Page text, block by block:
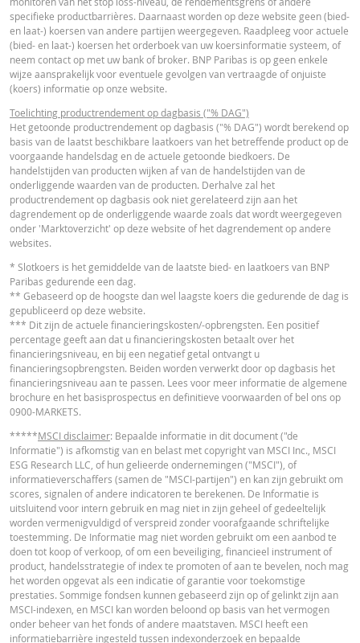
WAARDEN
WAARDEN
Referentiekoers 61,630
-
Financieringsniveau
41,31
-
Stop loss-niveau
Hefboom
3,04
Waarde belegging
(EUR)
17,63 -
Turbo (EUR) 17,63
Disclaimer
actuele of toekomstige handelskoersen weer. De calculator gaat uit van een
gelijkblijvend financieringskostenpercentage terwijl dit percentage in
werkelijkheid doorlopend kan veranderen. De rendementen van producten
een onderliggende waarde die niet in euro noteert, kunnen worden
door wisselkoerseffecten. De calculator houdt geen rekening met het
tussen bied- en laatprijzen (de spread), eventuele dividenden of
dividendbelasting. De invloed van het periodiek doorrollen van futures
in de calculator buiten beschouwing gelaten. Ook door afrondingen kunnen
getoonde waarden afwijken van de ontwikkelingen van waarden in de
werkelijkheid.
werkelijkheid wordt bij Turbo's op de stop loss reset datum, bij toepasselijke
eventuele ex-dividendnoteringen, bij eventuele specifieke corporate actions
indien toepasselijk, bij het doorrollen van futures aangepast. De invloed van
periodiek doorrollen van futures wordt ook in de calculator buiten
gelaten. Ook door afrondingen kunnen getoonde waarden afwijken van de
ontwikkelingen van waarden in de werkelijkheid.
BNP Paribas treedt niet op als uw juridisch of fiscaal adviseur, accountant of
beleggingsadviseur en heeft op geen enkele wijze een fiduciaire verplichting
tegenover u in verband met de calculator en/of in verband met eventuele
transacties in door BNP Paribas uitgegeven producten of andere
transacties. U mag niet op BNP Paribas vertrouwen voor beleggingsadvies
aanbevelingen, ongeacht van welke aard. Hoewel de getoonde koersen zijn
gebaseerd op betrouwbaar geachte informatie, wordt de juistheid of
Nederlands (Nederland) PDF
ESSENTIËLE BELEGGERSINFORMATIEDOCUMENTATIE
Essentiële
Beleggersinformatiedocument (NL)
PDF
RECENTE KOERSINFORMATIE
Latest Product Quotes
specifieke productbarrières. Daarnaast worden op deze website geen (bied-
en laat-) koersen van andere partijen weergegeven. Raadpleeg voor actuele
(bied- en laat-) koersen het orderboek van uw koersinformatie systeem, of
neem contact op met uw bank of broker. BNP Paribas is op geen enkele
wijze aansprakelijk voor eventuele gevolgen van vertraagde of onjuiste
(koers) informatie op onze website.
Toelichting productrendement op dagbasis ("% DAG")
Het getoonde productrendement op dagbasis ("% DAG") wordt berekend op
basis van de laatst beschikbare laatkoers van het betreffende product op de
voorgaande handelsdag en de actuele getoonde biedkoers. De
handelstijden van producten wijken af van de handelstijden van de
onderliggende waarden van de producten. Derhalve zal het
productrendement op dagbasis ook niet gerelateerd zijn aan het
dagrendement op de onderliggende waarde zoals dat wordt weergegeven
onder 'Marktoverzicht' op deze website of het dagrendement op andere
websites.
* Slotkoers is het gemiddelde van de laatste bied- en laatkoers van BNP
Paribas gedurende een dag.
** Gebaseerd op de hoogste dan wel laagste koers die gedurende de dag is
gepubliceerd op deze website.
*** Dit zijn de actuele financieringskosten/-opbrengsten. Een positief
percentage geeft aan dat u financieringskosten betaalt over het
financieringsniveau, en bij een negatief getal ontvangt u
financieringsopbrengsten. Beiden worden verwerkt door op dagbasis het
financieringsniveau aan te passen. Lees voor meer informatie de algemene
brochure en het basisprospectus en definitieve voorwaarden of bel ons op
0900-MARKETS.
*****MSCI disclaimer: Bepaalde informatie in dit document ("de
Informatie") is afkomstig van en belast met copyright van MSCI Inc., MSCI
ESG Research LLC, of hun gelieerde ondernemingen ("MSCI"), of
informatieverschaffers (samen de "MSCI-partijen") en kan zijn gebruikt om
scores, signalen of andere indicatoren te berekenen. De Informatie is
uitsluitend voor intern gebruik en mag niet in zijn geheel of gedeeltelijk
worden vermenigvuldigd of verspreid zonder voorafgaande schriftelijke
toestemming. De Informatie mag niet worden gebruikt om een aanbod te
doen tot koop of verkoop, of om een beveiliging, financieel instrument of
product, handelsstrategie of index te promoten of aan te bevelen, noch mag
het worden opgevat als een indicatie of garantie voor toekomstige
prestaties. Sommige fondsen kunnen gebaseerd zijn op of gelinkt zijn aan
MSCI-indexen, en MSCI kan worden beloond op basis van het vermogen
onder beheer van het fonds of andere maatstaven. MSCI heeft een
informatiebarrière ingesteld tussen indexonderzoek en bepaalde